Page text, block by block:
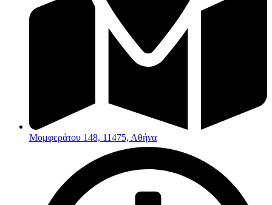
Μομφεράτου 148, 11475, Αθήνα